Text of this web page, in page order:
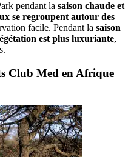
pendant la saison chaude et
se regroupent autour des
facile. Pendant la saison
est plus luxuriante,
Club Med en Afrique